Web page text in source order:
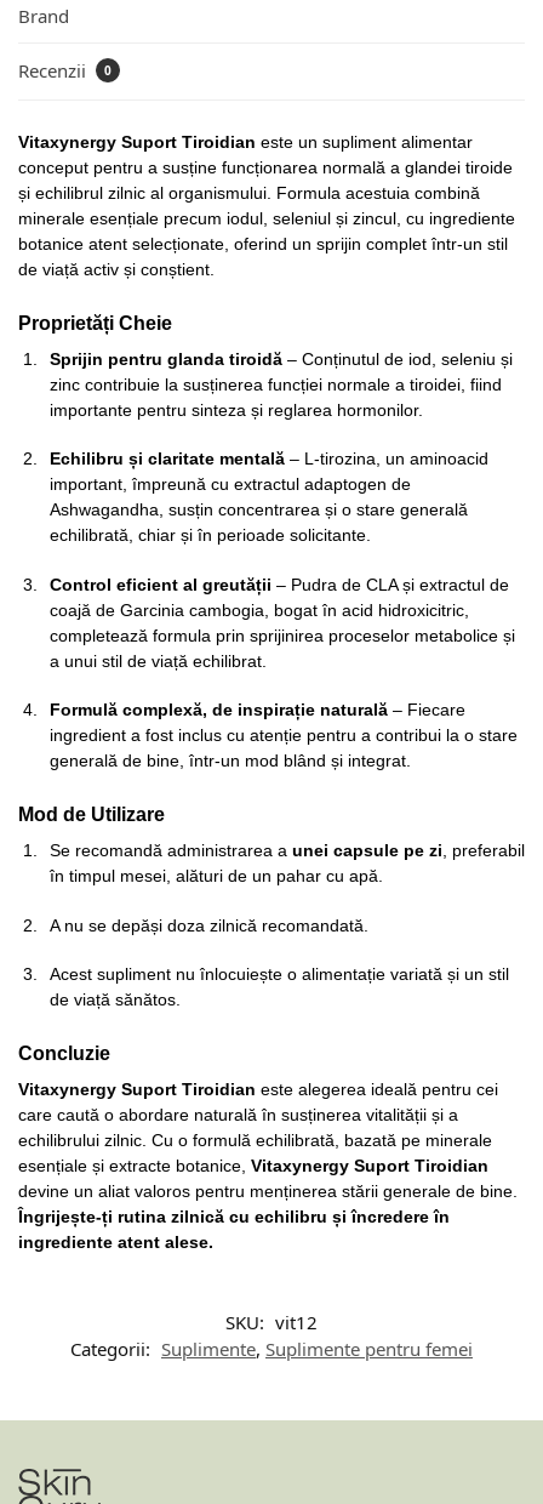
Brand
Recenzii 0
Vitaxynergy Suport Tiroidian este un supliment alimentar
conceput pentru a susține funcționarea normală a glandei tiroide
și echilibrul zilnic al organismului. Formula acestuia combină
minerale esențiale precum iodul, seleniul și zincul, cu ingrediente
botanice atent selecționate, oferind un sprijin complet într-un stil
de viață activ și conștient.
Proprietăți Cheie
Sprijin pentru glanda tiroidă – Conținutul de iod, seleniu și
zinc contribuie la susținerea funcției normale a tiroidei, fiind
importante pentru sinteza și reglarea hormonilor.
Echilibru și claritate mentală – L-tirozina, un aminoacid
important, împreună cu extractul adaptogen de
Ashwagandha, susțin concentrarea și o stare generală
echilibrată, chiar și în perioade solicitante.
Control eficient al greutății – Pudra de CLA și extractul de
coajă de Garcinia cambogia, bogat în acid hidroxicitric,
completează formula prin sprijinirea proceselor metabolice și
a unui stil de viață echilibrat.
Formulă complexă, de inspirație naturală – Fiecare
ingredient a fost inclus cu atenție pentru a contribui la o stare
generală de bine, într-un mod blând și integrat.
Mod de Utilizare
Se recomandă administrarea a unei capsule pe zi , preferabil
în timpul mesei, alături de un pahar cu apă.
A nu se depăși doza zilnică recomandată.
Acest supliment nu înlocuiește o alimentație variată și un stil
de viață sănătos.
Concluzie
Vitaxynergy Suport Tiroidian este alegerea ideală pentru cei
care caută o abordare naturală în susținerea vitalității și a
echilibrului zilnic. Cu o formulă echilibrată, bazată pe minerale
esențiale și extracte botanice, Vitaxynergy Suport Tiroidian
devine un aliat valoros pentru menținerea stării generale de bine.
Îngrijește-ți rutina zilnică cu echilibru și încredere în
ingrediente atent alese.
SKU: vit12
Categorii: Suplimente, Suplimente pentru femei